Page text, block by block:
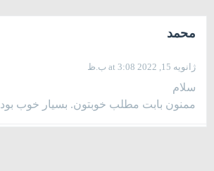
محمد
ژانویه 15, 2022 at 3:08 ب.ظ
سلام
ممنون بابت مطلب خوبتون. بسیار خوب بود